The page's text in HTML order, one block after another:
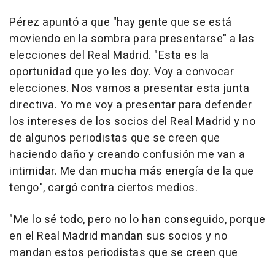
Pérez apuntó a que "hay gente que se está
moviendo en la sombra para presentarse" a las
elecciones del Real Madrid. "Esta es la
oportunidad que yo les doy. Voy a convocar
elecciones. Nos vamos a presentar esta junta
directiva. Yo me voy a presentar para defender
los intereses de los socios del Real Madrid y no
de algunos periodistas que se creen que
haciendo daño y creando confusión me van a
intimidar. Me dan mucha más energía de la que
tengo", cargó contra ciertos medios.
"Me lo sé todo, pero no lo han conseguido, porque
en el Real Madrid mandan sus socios y no
mandan estos periodistas que se creen que